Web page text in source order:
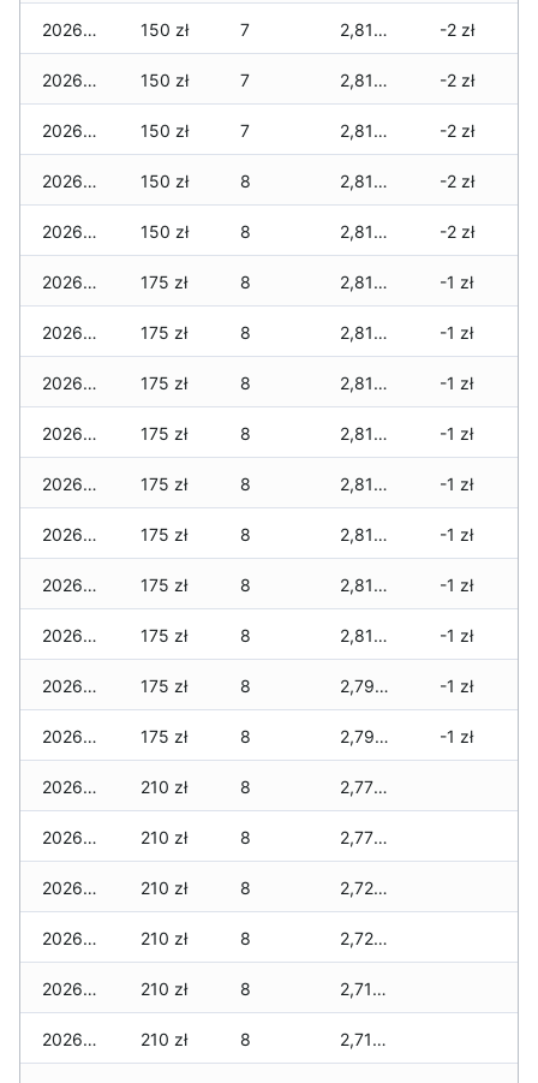
2026-06-01 150 zł 7 2,815 zł -2 zł
2026-05-31 150 zł 7 2,815 zł -2 zł
2026-05-30 150 zł 7 2,815 zł -2 zł
2026-05-29 150 zł 8 2,815 zł -2 zł
2026-05-28 150 zł 8 2,815 zł -2 zł
2026-05-27 175 zł 8 2,815 zł -1 zł
2026-05-26 175 zł 8 2,815 zł -1 zł
2026-05-25 175 zł 8 2,815 zł -1 zł
2026-05-24 175 zł 8 2,815 zł -1 zł
2026-05-23 175 zł 8 2,815 zł -1 zł
2026-05-22 175 zł 8 2,815 zł -1 zł
2026-05-21 175 zł 8 2,815 zł -1 zł
2026-05-20 175 zł 8 2,815 zł -1 zł
2026-05-19 175 zł 8 2,790 zł -1 zł
2026-05-18 175 zł 8 2,790 zł -1 zł
2026-05-17 210 zł 8 2,775 zł
2026-05-16 210 zł 8 2,775 zł
2026-05-15 210 zł 8 2,725 zł
2026-05-14 210 zł 8 2,725 zł
2026-05-13 210 zł 8 2,710 zł
2026-05-12 210 zł 8 2,710 zł